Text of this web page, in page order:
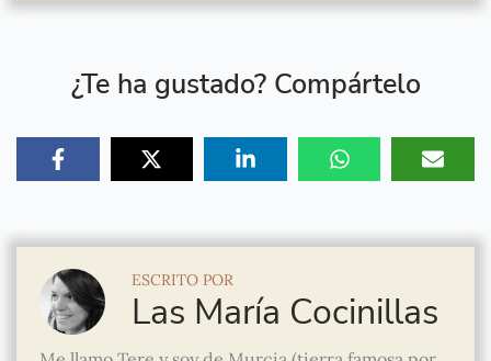
¿Te ha gustado? Compártelo
ESCRITO POR
Las María Cocinillas